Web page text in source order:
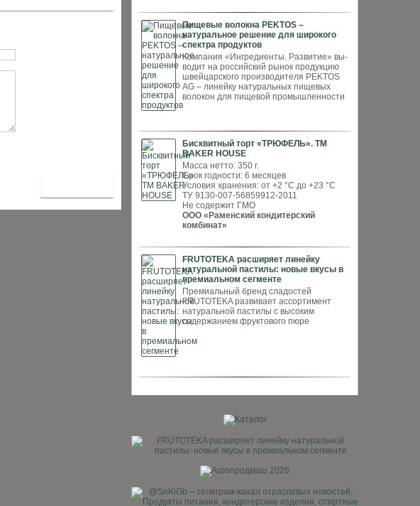
Пищевые волокна PEKTOS –
натуральное решение для широкого
спектра продуктов
Компания «Ингредиенты. Развитие» вы­
водит на российский рынок продукцию
швей­царского производителя PEKTOS
AG – ли­нейку натуральных пищевых
волокон для пи­щевой промышленности
Бисквитный торт «ТРЮФЕЛЬ». ТМ
BAKER HOUSE
Масса нетто: 350 г.
Срок годности: 6 месяцев
Условия хранения: от +2 °С до +23 °С
ТУ 9130-007-56859912-2011
Не содержит ГМО
ООО «Раменский кондитерский
комбинат»
FRUTOTEKA расширяет линейку
натуральной пастилы: новые вкусы в
премиальном сегменте
Премиальный бренд сладостей
FRUTOTEKA развивает ассортимент
натуральной пастилы с высоким
содержанием фруктового пюре